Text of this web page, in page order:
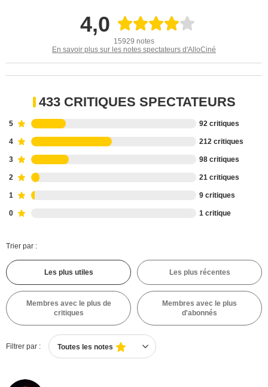
4,0
15929 notes
En savoir plus sur les notes spectateurs d'AlloCiné
433 CRITIQUES SPECTATEURS
5 92 critiques
4 212 critiques
3 98 critiques
2 21 critiques
1 9 critiques
0 1 critique
Trier par :
Les plus utiles Les plus récentes
Membres avec le plus de
critiques
Membres avec le plus
d'abonnés
Filtrer par : Toutes les notes